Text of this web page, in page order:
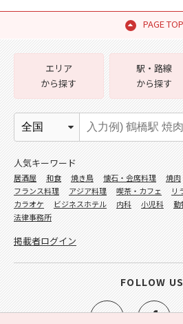
PAGE TOP
エリア
から探す
駅・路線
から探す
人気キーワード
居酒屋 和食 焼き鳥 懐石・会席料理 焼肉
フランス料理
アジア料理 喫茶・カフェ リ
カラオケ
ビジネスホテル 内科 小児科 動
法律事務所
掲載者ログイン
FOLLOW